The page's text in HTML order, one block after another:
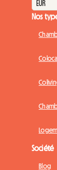
Nos
Société
Blog